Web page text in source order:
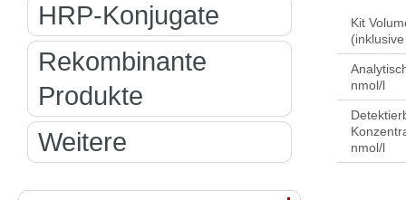
HRP-Konjugate
Rekombinante
Produkte
Weitere
Kit
nmol/l
nmol/l